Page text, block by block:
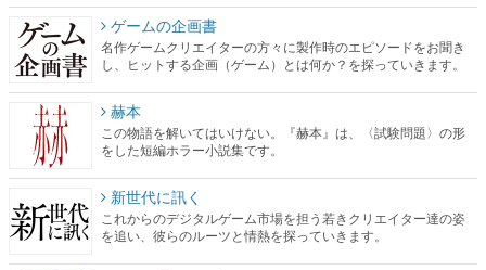
ゲームの企画書
名作ゲームクリエイターの方々に製作時のエピソードをお聞き
し、ヒットする企画（ゲーム）とは何か？を探っていきます。
赫本
この物語を解いてはいけない。『赫本』は、〈試験問題〉の形
をした短編ホラー小説集です。
新世代に訊く
これからのデジタルゲーム市場を担う若きクリエイター達の姿
を追い、彼らのルーツと情熱を探っていきます。